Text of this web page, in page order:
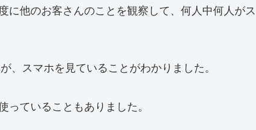
に他のお客さんのことを観察して、何人中何人がス
、スマホを見ていることがわかりました。
っていることもありました。